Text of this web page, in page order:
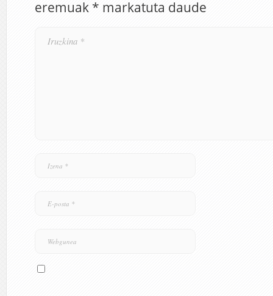
eremuak * markatuta daude